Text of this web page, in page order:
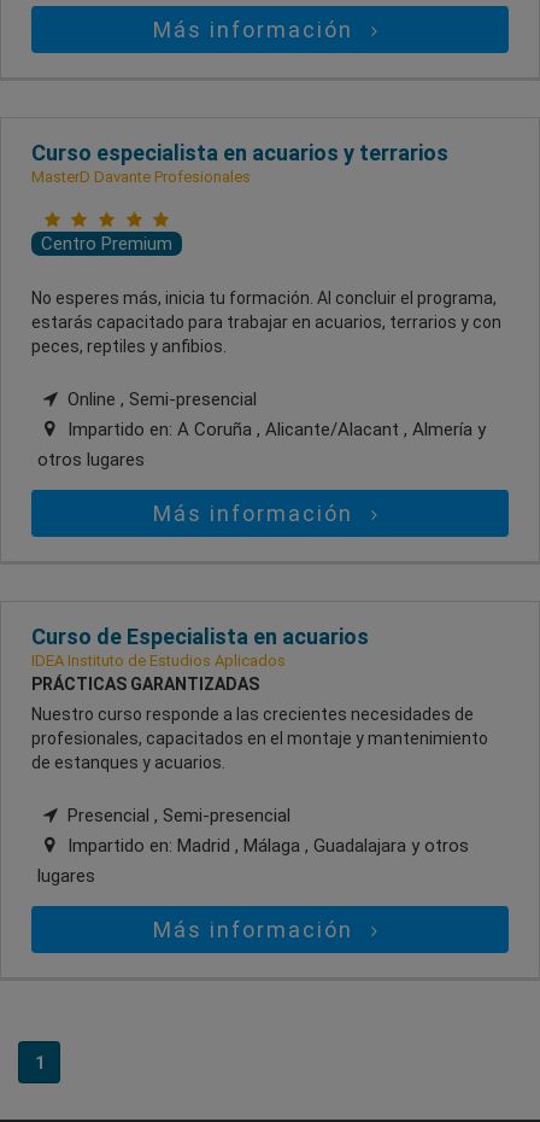
Más información
Curso especialista en acuarios y terrarios
MasterD Davante Profesionales
Centro Premium
No esperes más, inicia tu formación. Al concluir el programa,
estarás capacitado para trabajar en acuarios, terrarios y con
peces, reptiles y anfibios.
Online , Semi-presencial
Impartido en: A Coruña , Alicante/Alacant , Almería y
otros lugares
Más información
Curso de Especialista en acuarios
IDEA Instituto de Estudios Aplicados
PRÁCTICAS GARANTIZADAS
Nuestro curso responde a las crecientes necesidades de
profesionales, capacitados en el montaje y mantenimiento
de estanques y acuarios.
Presencial , Semi-presencial
Impartido en: Madrid , Málaga , Guadalajara y otros
lugares
Más información
1